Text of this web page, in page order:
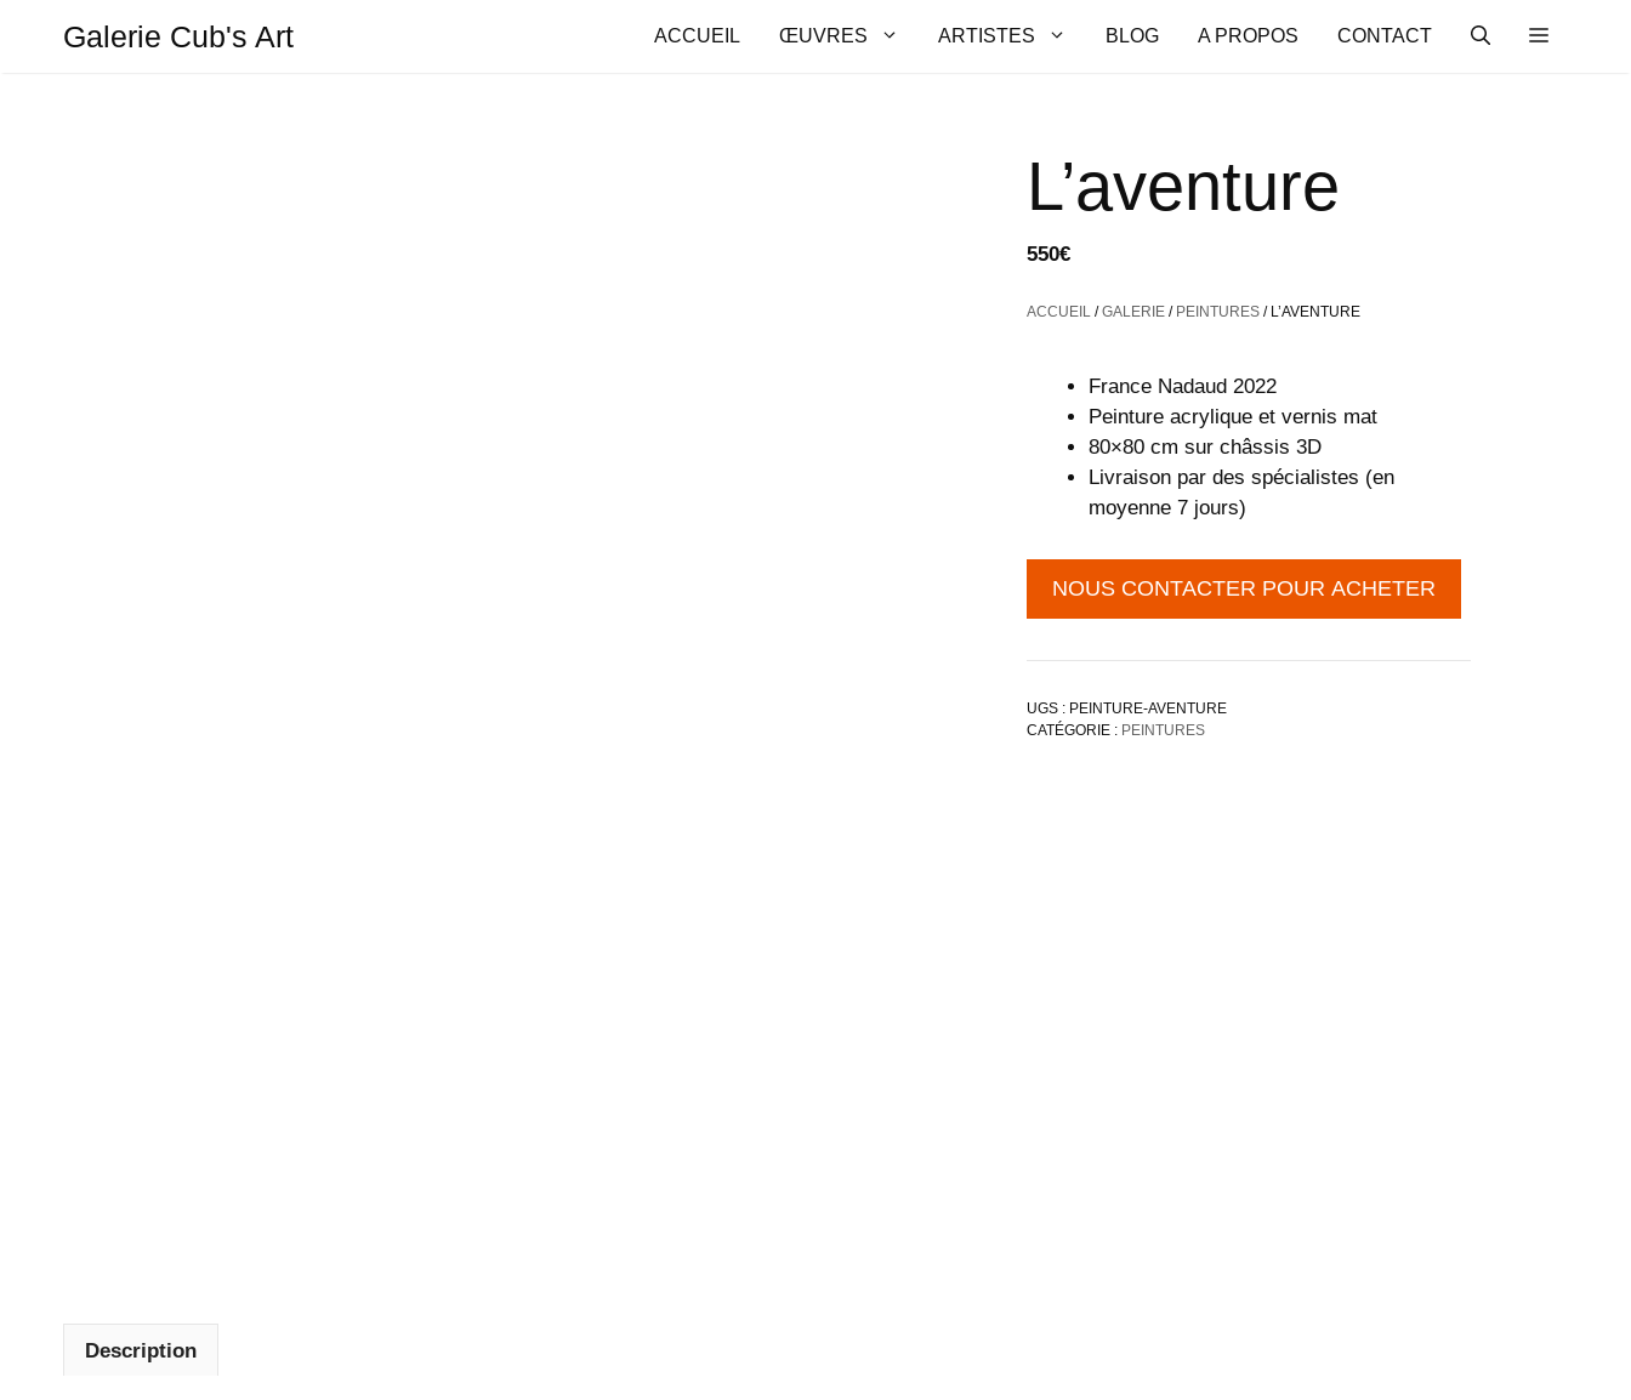
Galerie Cub's Art ACCUEIL ŒUVRES ARTISTES BLOG A PROPOS CONTACT
L’aventure
550€
ACCUEIL /GALERIE/ PEINTURES/ L’AVENTURE
France Nadaud 2022
Peinture acrylique et vernis mat
80×80 cm sur châssis 3D
Livraison par des spécialistes (en
moyenne 7 jours)
NOUS CONTACTER POUR ACHETER
UGS : PEINTURE-AVENTURE
CATÉGORIE : PEINTURES
Description